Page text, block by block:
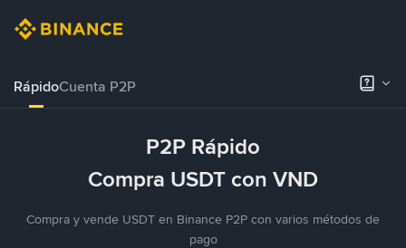
RápidoCuenta P2P
P2P Rápido
Compra USDT con VND
Compra y vende USDT en Binance P2P con varios métodos de
pago